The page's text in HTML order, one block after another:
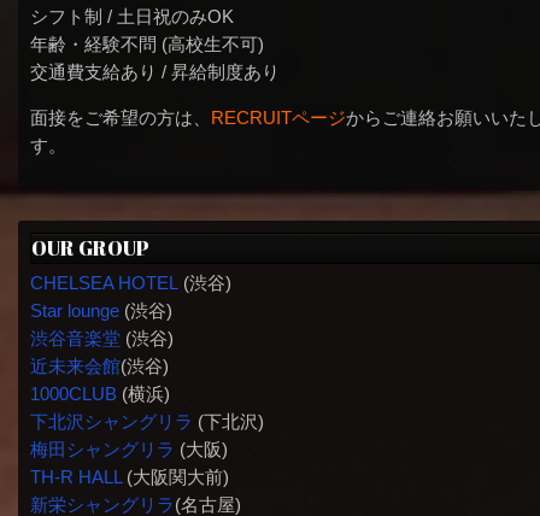
シフト制 / 土日祝のみOK
年齢・経験不問 (高校生不可)
交通費支給あり / 昇給制度あり
面接をご希望の方は、 RECRUITページからご連絡お願いいた
す。
OUR GROUP
CHELSEA HOTEL (渋谷)
Star lounge(渋谷)
渋谷音楽堂(渋谷)
近未来会館(渋谷)
1000CLUB(横浜)
下北沢シャングリラ (下北沢)
梅田シャングリラ (大阪)
TH-R HALL(大阪関大前)
新栄シャングリラ(名古屋)